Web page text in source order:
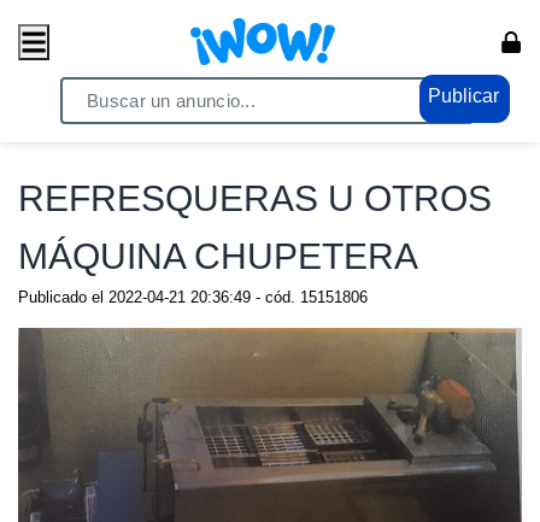
Publicar
/ Comercio / Anuncios
REFRESQUERAS U OTROS
MÁQUINA CHUPETERA
Publicado el 2022-04-21 20:36:49 - cód. 15151806